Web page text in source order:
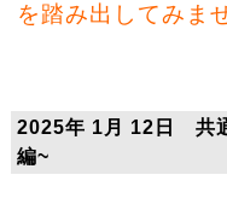
を踏み出してみま
2025年 1月 12日 共
編~